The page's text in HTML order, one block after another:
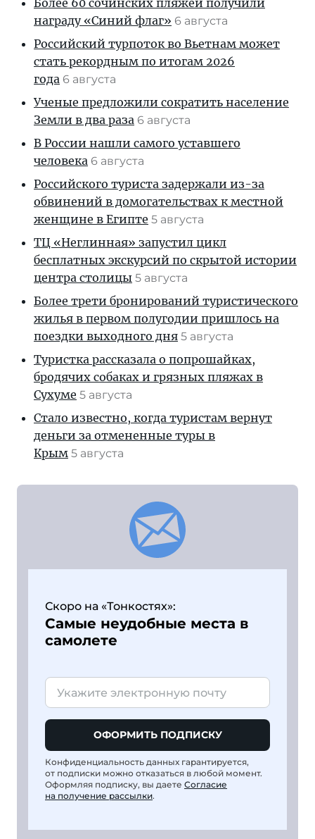
Более 60 сочинских пляжей получили
награду «Синий флаг» 6 августа
Российский турпоток во Вьетнам может
стать рекордным по итогам 2026
года 6 августа
Ученые предложили сократить население
Земли в два раза 6 августа
В России нашли самого уставшего
человека 6 августа
Российского туриста задержали из-за
обвинений в домогательствах к местной
женщине в Египте 5 августа
ТЦ «Неглинная» запустил цикл
бесплатных экскурсий по скрытой истории
центра столицы 5 августа
Более трети бронирований туристического
жилья в первом полугодии пришлось на
поездки выходного дня 5 августа
Туристка рассказала о попрошайках,
бродячих собаках и грязных пляжах в
Сухуме 5 августа
Стало известно, когда туристам вернут
деньги за отмененные туры в
Крым 5 августа
Скоро на «Тонкостях»:
Самые неудобные места в
самолете
ОФОРМИТЬ ПОДПИСКУ
Конфиденциальность данных гарантируется,
от подписки можно отказаться в любой момент.
Оформляя подписку, вы даете Согласие
на получение рассылки.